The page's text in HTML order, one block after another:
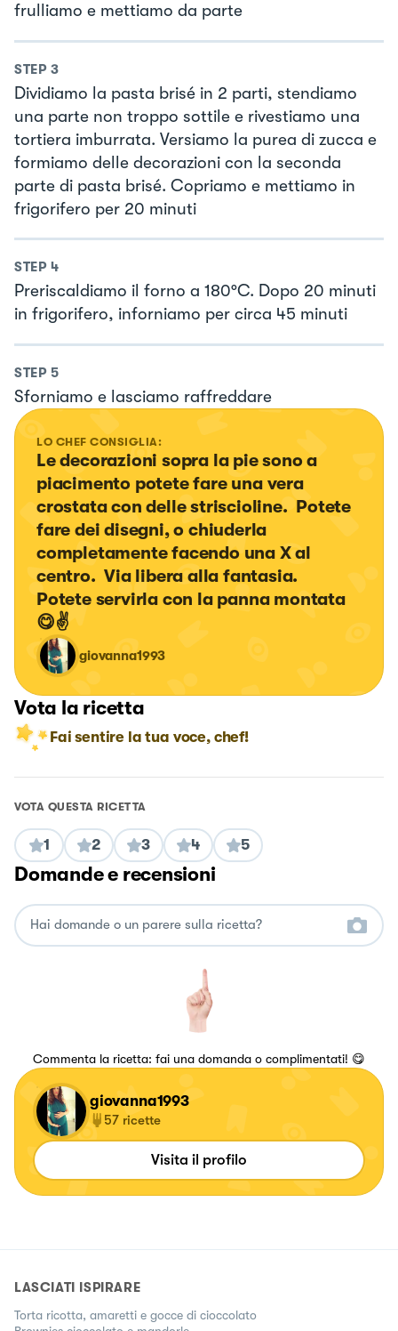
frulliamo e mettiamo da parte
STEP 3
Dividiamo la pasta brisé in 2 parti, stendiamo
una parte non troppo sottile e rivestiamo una
tortiera imburrata. Versiamo la purea di zucca e
formiamo delle decorazioni con la seconda
parte di pasta brisé. Copriamo e mettiamo in
frigorifero per 20 minuti
STEP 4
Preriscaldiamo il forno a 180°C. Dopo 20 minuti
in frigorifero, inforniamo per circa 45 minuti
STEP 5
Sforniamo e lasciamo raffreddare
LO CHEF CONSIGLIA:
Le decorazioni sopra la pie sono a
piacimento potete fare una vera
crostata con delle striscioline.  Potete
fare dei disegni, o chiuderla
completamente facendo una X al
centro.  Via libera alla fantasia.
Potete servirla con la panna montata
😋✌
giovanna1993
Vota la ricetta
Fai sentire la tua voce, chef!
VOTA QUESTA RICETTA
1 2 3 4 5
Domande e recensioni
Commenta la ricetta: fai una domanda o complimentati! 😋
giovanna1993
57 ricette
Visita il profilo
LASCIATI ISPIRARE
Torta ricotta, amaretti e gocce di cioccolato